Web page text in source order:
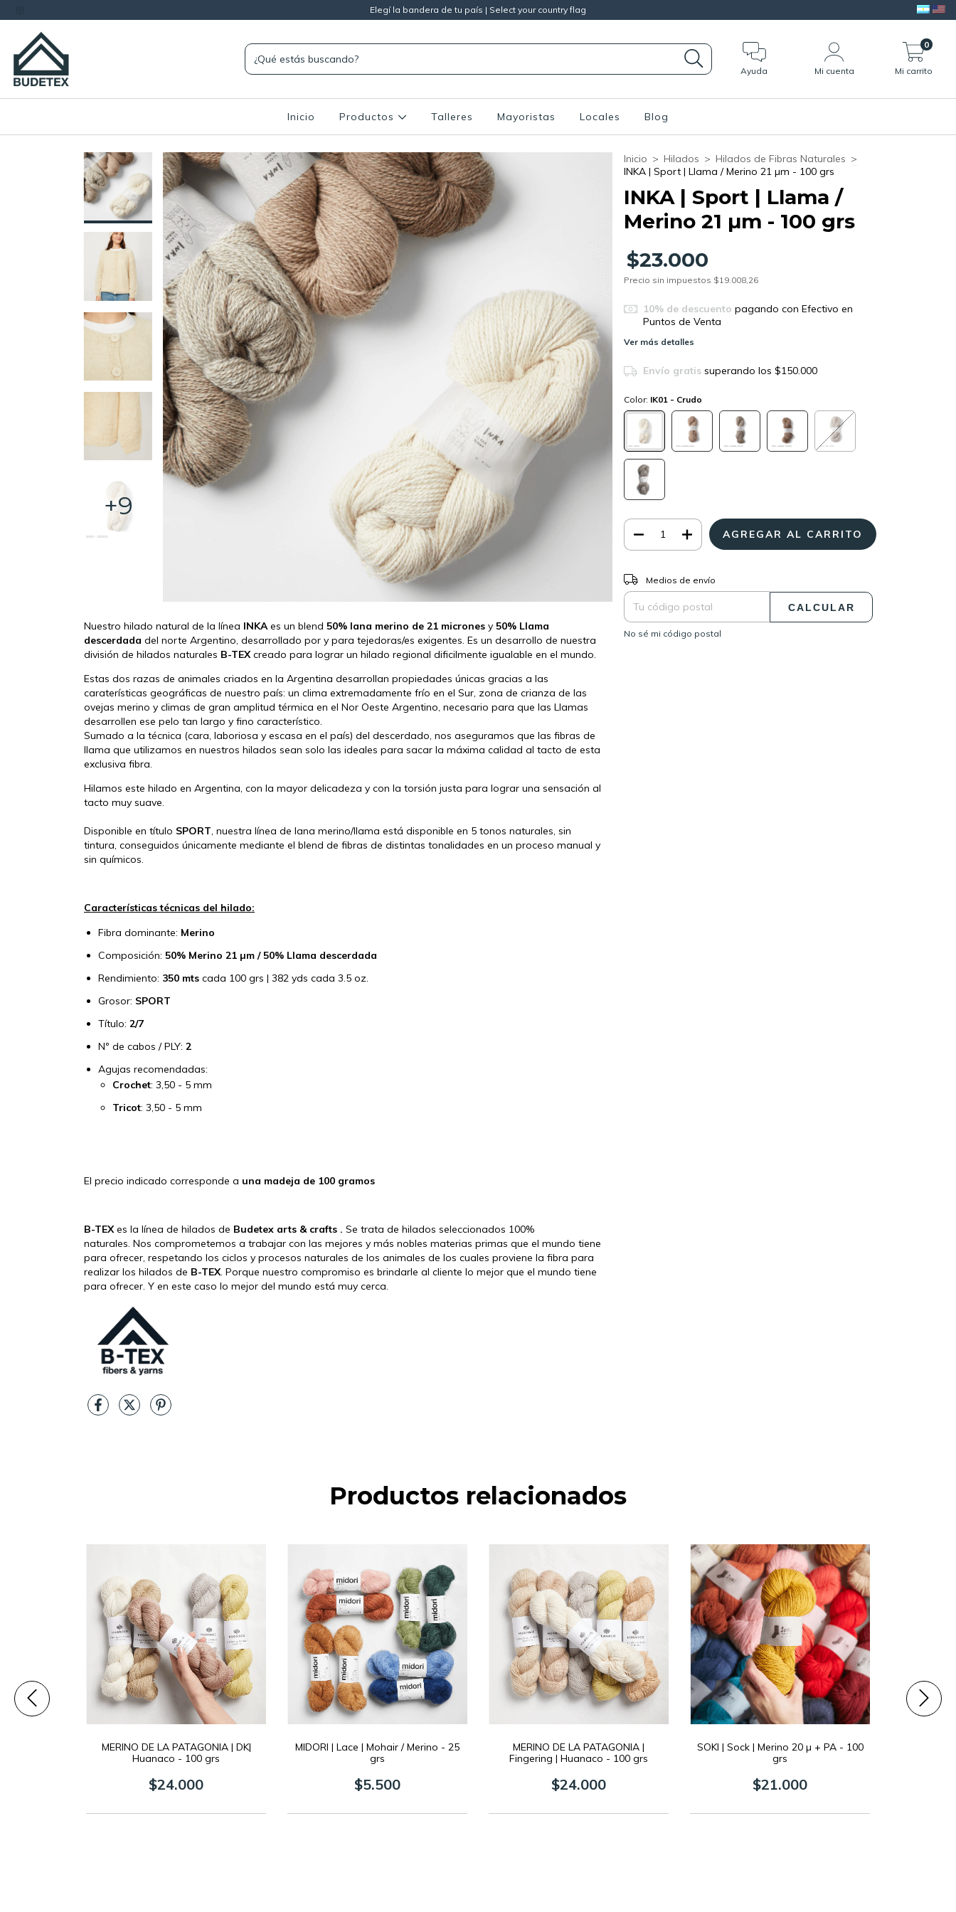
Elegí la bandera de tu país | Select your country flag
Ayuda Mi cuenta Mi carrito
0
Inicio Productos Talleres Mayoristas Locales Blog
+9
Nuestro hilado natural de la línea INKAes un blend 50% lana merino de 21 micrones y 50% Llama
descerdada del norte Argentino, desarrollado por y para tejedoras/es exigentes. Es un desarrollo de nuestra
división de hilados naturales B-TEXcreado para lograr un hilado regional dificilmente igualable en el mundo.
Estas dos razas de animales criados en la Argentina desarrollan propiedades únicas gracias a las
caraterísticas geográficas de nuestro país: un clima extremadamente frío en el Sur, zona de crianza de las
ovejas merino y climas de gran amplitud térmica en el Nor Oeste Argentino, necesario para que las Llamas
desarrollen ese pelo tan largo y fino característico.
Sumado a la técnica (cara, laboriosa y escasa en el país) del descerdado, nos aseguramos que las fibras de
llama que utilizamos en nuestros hilados sean solo las ideales para sacar la máxima calidad al tacto de esta
exclusiva fibra.
Hilamos este hilado en Argentina, con la mayor delicadeza y con la torsión justa para lograr una sensación al
tacto muy suave.
Disponible en título SPORT, nuestra línea de lana merino/llama está disponible en 5 tonos naturales, sin
tintura, conseguidos únicamente mediante el blend de fibras de distintas tonalidades en un proceso manual y
sin químicos.
Características técnicas del hilado:
Fibra dominante: Merino
Composición: 50% Merino 21 µm / 50% Llama descerdada
Rendimiento: 350 mts cada 100 grs | 382 yds cada 3.5 oz.
Grosor: SPORT
Título: 2/7
Nº de cabos / PLY: 2
Agujas recomendadas:
Crochet: 3,50 - 5 mm
Tricot: 3,50 - 5 mm
El precio indicado corresponde a una madeja de 100 gramos
B-TEXes la línea de hilados de Budetex arts & crafts . Se trata de hilados seleccionados 100%
naturales. Nos comprometemos a trabajar con las mejores y más nobles materias primas que el mundo tiene
para ofrecer, respetando los ciclos y procesos naturales de los animales de los cuales proviene la fibra para
realizar los hilados de B-TEX. Porque nuestro compromiso es brindarle al cliente lo mejor que el mundo tiene
para ofrecer. Y en este caso lo mejor del mundo está muy cerca.
Inicio > Hilados > Hilados de Fibras Naturales >
INKA | Sport | Llama / Merino 21 µm - 100 grs
INKA | Sport | Llama /
Merino 21 µm - 100 grs
$23.000
Precio sin impuestos $19.008,26
10% de descuento pagando con Efectivo en
Puntos de Venta
Ver más detalles
Envío gratis superando los $150.000
Color: IK01 - Crudo
Entregas para el CP:
Medios de envío
CALCULAR
No sé mi código postal
Productos relacionados
MERINO DE LA PATAGONIA | DK|
Huanaco - 100 grs
$24.000
MIDORI | Lace | Mohair / Merino - 25
grs
$5.500
MERINO DE LA PATAGONIA |
Fingering | Huanaco - 100 grs
$24.000
SOKI | Sock | Merino 20 µ + PA - 100
grs
$21.000